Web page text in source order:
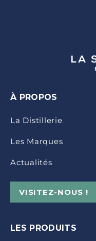
À PROPOS
La Distillerie
Les Marques
Actualités
VISITEZ-NOUS !
LES PRODUITS